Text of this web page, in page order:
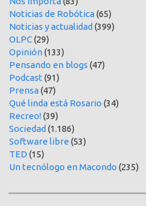
Noticias de Robótica(65)
Noticias y actualidad (399)
OLPC(29)
Opinión(133)
Pensando en blogs (47)
Podcast (91)
Prensa(47)
Qué linda está Rosario (34)
Recreo!(39)
Sociedad (1.186)
Software libre (53)
TED (15)
Un tecnólogo en Macondo (235)